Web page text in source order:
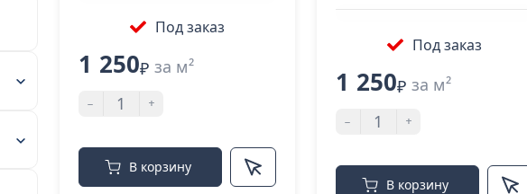
Под заказ
1 250₽ за м²
- +
В корзину
Под заказ
1 250₽ за м²
- +
В корзину